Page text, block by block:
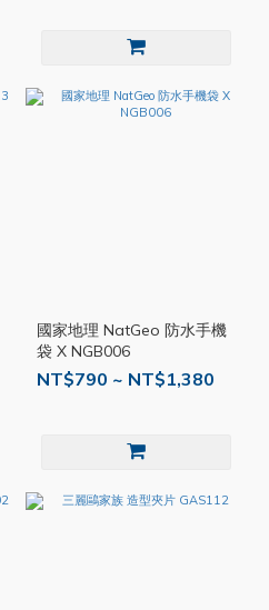
國家地理 NatGeo 防水手機
袋 X NGB006
NT$790 ~ NT$1,380